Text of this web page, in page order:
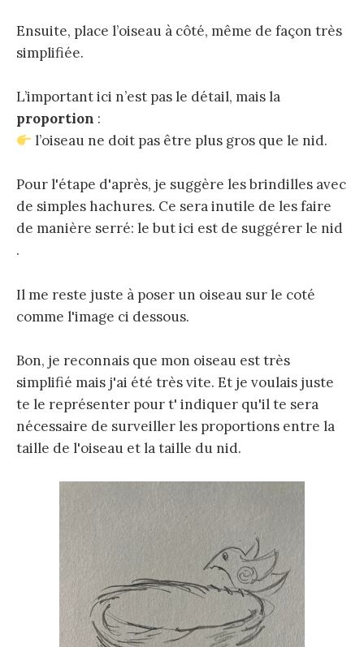
Ensuite, place l’oiseau à côté, même de façon très
simplifiée.
L’important ici n’est pas le détail, mais la
proportion :
l’oiseau ne doit pas être plus gros que le nid.
Pour l'étape d'après, je suggère les brindilles avec
de simples hachures. Ce sera inutile de les faire
de manière serré: le but ici est de suggérer le nid
.
Il me reste juste à poser un oiseau sur le coté
comme l'image ci dessous.
Bon, je reconnais que mon oiseau est très
simplifié mais j'ai été très vite. Et je voulais juste
te le représenter pour t' indiquer qu'il te sera
nécessaire de surveiller les proportions entre la
taille de l'oiseau et la taille du nid.